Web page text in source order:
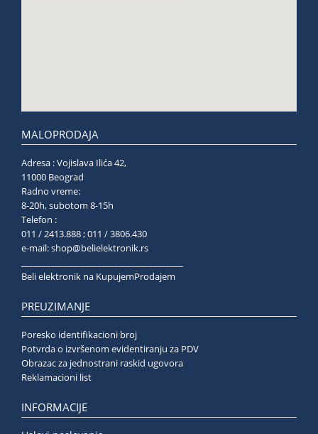
MALOPRODAJA
Adresa : Vojislava Ilića 42,
11000 Beograd
Radno vreme:
8-20h, subotom 8-15h
Telefon :
011 / 2413.888 ; 011 / 3806.430
e-mail:shop@belielektronik.rs
Beli elektronik na KupujemProdajem
PREUZIMANJE
Poresko identifikacioni broj
Potvrda o izvršenom evidentiranju za PDV
Obrazac za jednostrani raskid ugovora
Reklamacioni list
INFORMACIJE